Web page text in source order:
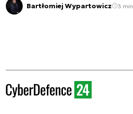
Bartłomiej Wypartowicz 3 min.